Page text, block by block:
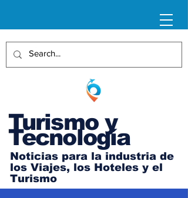
Turismo y
Tecnología
Noticias para la industria de
los Viajes, los Hoteles y el
Turismo